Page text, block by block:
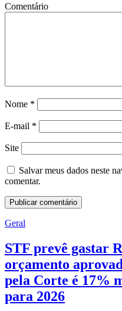
Comentário
Nome *
E-mail *
Site
Salvar meus dados neste
comentar.
Geral
STF prevê gastar
orçamento
pela Corte é 17%
para 2026